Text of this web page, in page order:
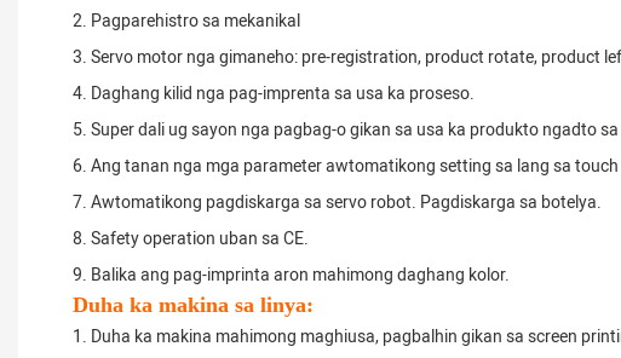
2. Pagparehistro sa mekanikal
3. Servo motor nga gimaneho: pre-registration, product rotate, product
4. Daghang kilid nga pag-imprenta sa usa ka proseso.
5. Super dali ug sayon ​​nga pagbag-o gikan sa usa ka produkto ngadto
6. Ang tanan nga mga parameter awtomatikong setting sa lang sa touch
7. Awtomatikong pagdiskarga sa servo robot. Pagdiskarga sa botelya.
8. Safety operation uban sa CE.
9. Balika ang pag-imprinta aron mahimong daghang kolor.
Duha ka makina sa linya:
1. Duha ka makina mahimong maghiusa, pagbalhin gikan sa screen